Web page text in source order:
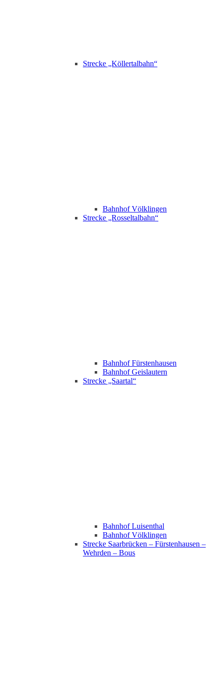
Strecke „Köllertalbahn“
Bahnhof Völklingen
Strecke „Rosseltalbahn“
Bahnhof Fürstenhausen
Bahnhof Geislautern
Strecke „Saartal“
Bahnhof Luisenthal
Bahnhof Völklingen
Strecke Saarbrücken – Fürstenhausen –
Wehrden – Bous